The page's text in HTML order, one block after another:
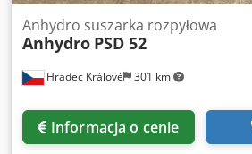
Hradec Králové 301 km
Anhydro suszarka rozpyłowa
Anhydro PSD 52
Informacja o cenie